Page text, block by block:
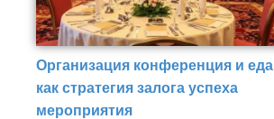
Организация конференция и еда
как стратегия залога успеха
мероприятия